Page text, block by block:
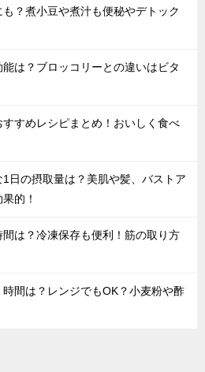
？煮小豆や煮汁も便秘やデトック
は？ブロッコリーとの違いはビタ
すめレシピまとめ！おいしく食べ
日の摂取量は？美肌や髪、バストア
的！
は？冷凍保存も便利！筋の取り方
間は？レンジでもOK？小麦粉や酢